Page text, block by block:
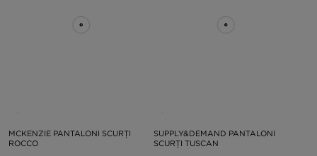
MCKENZIE PANTALONI SCURȚI
ROCCO
SUPPLY&DEMAND PANTALONI
SCURȚI TUSCAN